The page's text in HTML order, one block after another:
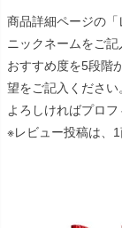
商品詳細ページの「
ニックネームをご記
おすすめ度を5段階
望をご記入ください
よろしければプロフ
※レビュー投稿は、